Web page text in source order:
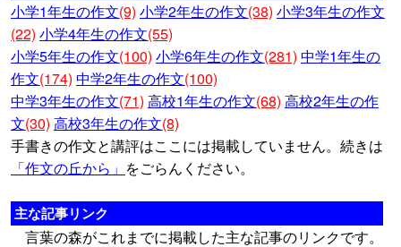
小学1年生の作文(9) 小学2年生の作文(38) 小学3年生の作文
(22) 小学4年生の作文(55)
小学5年生の作文(100) 小学6年生の作文(281) 中学1年生の
作文(174) 中学2年生の作文(100)
中学3年生の作文(71) 高校1年生の作文(68) 高校2年生の作
文(30) 高校3年生の作文(8)
手書きの作文と講評はここには掲載していません。続きは
「作文の丘から」 をごらんください。
主な記事リンク
言葉の森がこれまでに掲載した主な記事のリンクです。